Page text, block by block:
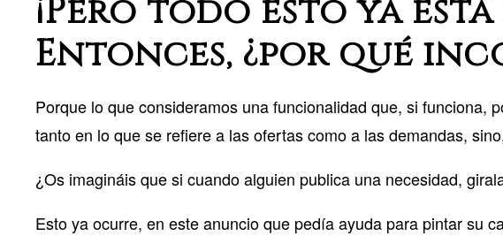
¡Pero todo esto ya
Entonces, ¿por qué
Porque lo que consideramos una funcionalidad que, si funciona,
tanto en lo que se refiere a las ofertas como a las demandas,
¿Os imagináis que si cuando alguien publica una necesidad,
Esto ya ocurre, en este anuncio que pedía ayuda para pintar su